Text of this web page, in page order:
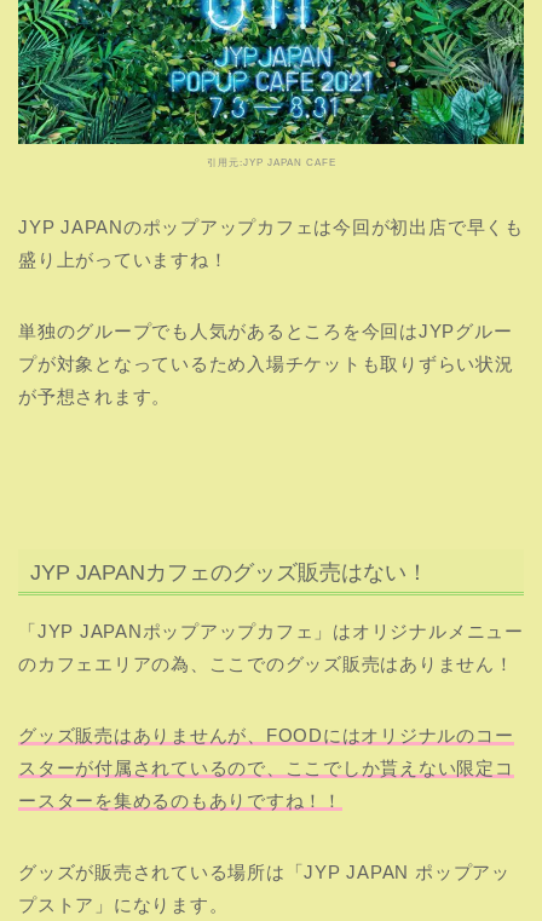
単独のグループでも人気があるところを今回はJYPグルー
プが対象となっているため入場チケットも取りずらい状況
が予想されます。
JYP JAPANカフェのグッズ販売はない！
「JYP JAPANポップアップカフェ」はオリジナルメニュー
のカフェエリアの為、ここでのグッズ販売はありません！
グッズが販売されている場所は「JYP JAPAN ポップアッ
プストア」になります。
会場は同じビルの2階で開催されておりカフェとは別に入
トだけで全て入れるわけではないので注意が必要です！
ポップアップストアの詳細はこちらの記事を参考に！
≫≫ ポップアップストアはキラリトギンザ2階で7/3オープ
ン！